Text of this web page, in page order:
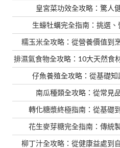
皇宮菜功效全攻略：驚人
生蠔牡蠣完全指南：挑選
糯玉米全攻略：從營養價值到
排濕氣食物全攻略：10大天然食
仔魚養殖全攻略：從基礎
南瓜種類全攻略：從常見
轉化糖漿終極指南：從基礎
花生麥芽糖完全指南：傳統
柳丁汁全攻略：從健康益處到